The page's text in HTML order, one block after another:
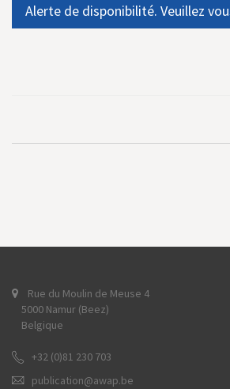
Alerte de disponibilité. Veuillez
Rue du Moulin de Meuse 4
5000 Namur (Beez)
Belgique
+32 (0)81 230 703
publication@awap.be